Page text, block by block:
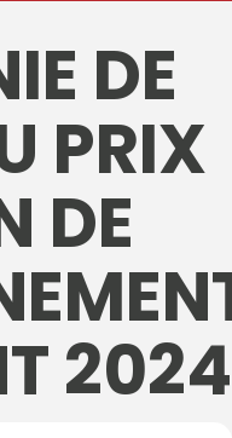
DE
PRIX
DE
2024